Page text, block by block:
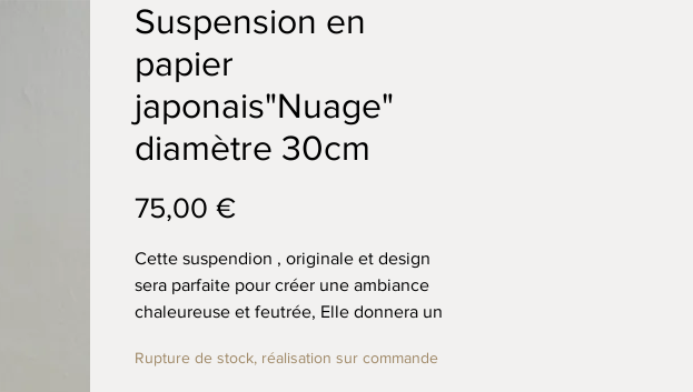
Suspension en
papier
japonais"Nuage"
diamètre 30cm
75,00 €Prix
Cette suspendion , originale et design
sera parfaite pour créer une ambiance
chaleureuse et feutrée, Elle donnera un
Rupture de stock, réalisation sur commande